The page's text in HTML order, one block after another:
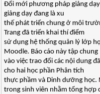
Đổi mới phương pháp giảng
giảng dạy đang là xu
thế phát triển chung ở môi
Trang đã triển khai thí điểm
sử dụng hệ thống quản lý lớp
Moodle. Báo cáo này tập chung
vào việc trao đổi các nội dung
cho hai học phần Phân tích
thực phầm và Dinh dưỡng
trong sinh viên nhằm tổng hợp